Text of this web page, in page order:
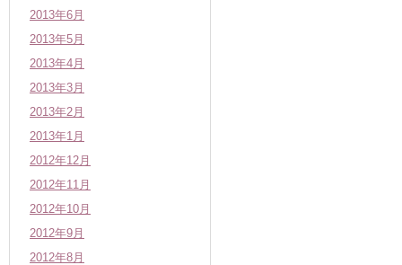
2013年6月
2013年5月
2013年4月
2013年3月
2013年2月
2013年1月
2012年12月
2012年11月
2012年10月
2012年9月
2012年8月